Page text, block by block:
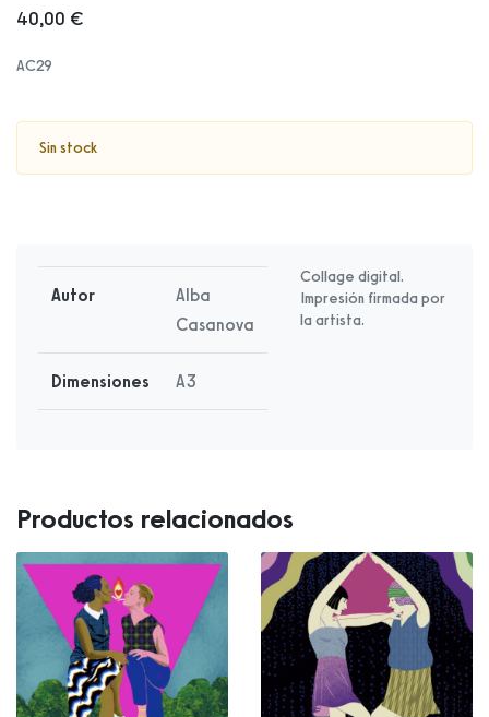
40,00 €
AC29
Sin stock
Autor
Alba
Casanova
Dimensiones A3
Collage digital.
Impresión firmada por
la artista.
Productos relacionados